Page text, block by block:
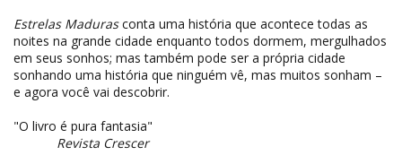
Estrelas Madurasconta uma história que acontece todas as
noites na grande cidade enquanto todos dormem, mergulhados
em seus sonhos; mas também pode ser a própria cidade
sonhando uma história que ninguém vê, mas muitos sonham –
e agora você vai descobrir.
"O livro é pura fantasia"
Revista Crescer